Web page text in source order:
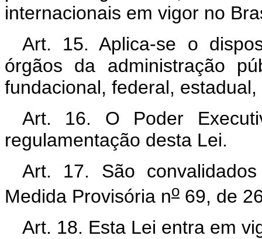
internacionais em vigor no
Art. 15. Aplica-se o
órgãos da administração
fundacional, federal,
Art. 16. O Poder
regulamentação desta Lei.
Art. 17. São
Medida Provisória no 69, de
Art. 18. Esta Lei entra em